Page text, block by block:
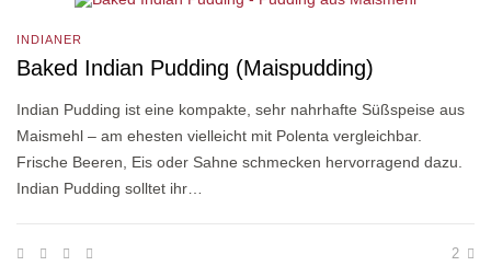
INDIANER
Baked Indian Pudding (Maispudding)
Indian Pudding ist eine kompakte, sehr nahrhafte Süßspeise aus
Maismehl – am ehesten vielleicht mit Polenta vergleichbar.
Frische Beeren, Eis oder Sahne schmecken hervorragend dazu.
Indian Pudding solltet ihr…
2